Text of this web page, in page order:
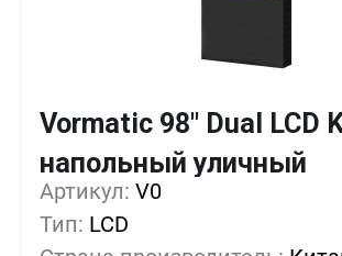
Vormatic 98" Dual LCD
напольный уличный
Артикул: V0
Тип: LCD
1+ 0%
5+